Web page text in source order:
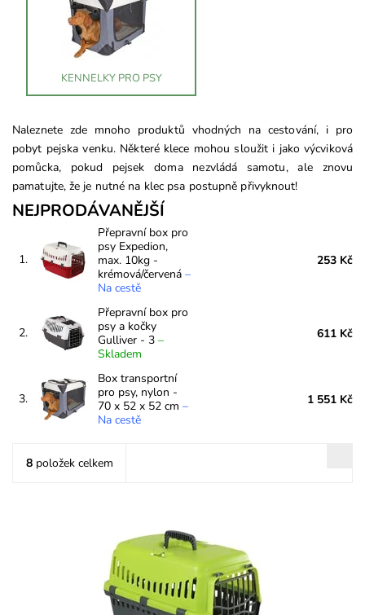
KENNELKY PRO PSY
Naleznete zde mnoho produktů vhodných na cestování, i pro
pobyt pejska venku. Některé klece mohou sloužit i jako výcviková
pomůcka, pokud pejsek doma nezvládá samotu,ale znovu
pamatujte, že je nutné na klec psa postupně přivyknout!
NEJPRODÁVANĚJŠÍ
1.
Přepravní box pro
psy Expedion,
max. 10kg -
krémová/červená –
Na cestě
253 Kč
2.
Přepravní box pro
psy a kočky
Gulliver - 3 –
Skladem
611 Kč
3.
Box transportní
pro psy, nylon -
70 x 52 x 52 cm –
Na cestě
1 551 Kč
8 položek celkem
plastovými dvířky a speciálními úchyty pro bezpečnostní pásy v
Skladem